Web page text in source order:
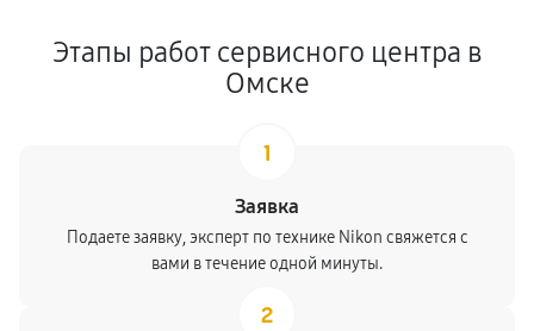
Этапы работ сервисного центра в
Омске
1
Заявка
Подаете заявку, эксперт по технике Nikon свяжется с
вами в течение одной минуты.
2